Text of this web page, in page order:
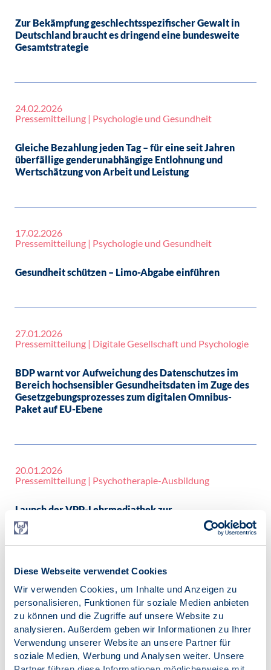
Diese Webseite verwendet Cookies
Wir verwenden Cookies, um Inhalte und Anzeigen zu
personalisieren, Funktionen für soziale Medien anbieten
zu können und die Zugriffe auf unsere Website zu
analysieren. Außerdem geben wir Informationen zu Ihrer
Verwendung unserer Website an unsere Partner für
soziale Medien, Werbung und Analysen weiter. Unsere
Zur Bekämpfung geschlechtsspezifischer Gewalt in
Deutschland braucht es dringend eine bundesweite
Gesamtstrategie
24.02.2026
Pressemitteilung | Psychologie und Gesundheit
Gleiche Bezahlung jeden Tag – für eine seit Jahren
überfällige genderunabhängige Entlohnung und
Wertschätzung von Arbeit und Leistung
17.02.2026
Pressemitteilung | Psychologie und Gesundheit
Gesundheit schützen – Limo-Abgabe einführen
27.01.2026
Pressemitteilung | Digitale Gesellschaft und Psychologie
BDP warnt vor Aufweichung des Datenschutzes im
Bereich hochsensibler Gesundheitsdaten im Zuge des
Gesetzgebungsprozesses zum digitalen Omnibus-
Paket auf EU-Ebene
20.01.2026
Pressemitteilung | Psychotherapie-Ausbildung
Launch der VPP-Lehrmediathek zur
Prüfungsvorbereitung der neuen Psychotherapie-
Ausbildung war ein voller Erfolg
19.01.2026
Pressemitteilung | Geschlechtsspezifische Gewalt |
Menschenrechte
BDP sieht Verbesserungsbedarf im Bereich
geschlechtsspezifischer und häuslicher Gewalt im